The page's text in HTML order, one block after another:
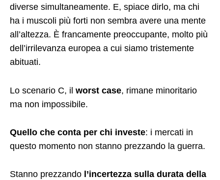
diverse simultaneamente. E, spiace dirlo, ma chi
ha i muscoli più forti non sembra avere una mente
all’altezza. È francamente preoccupante, molto più
dell’irrilevanza europea a cui siamo tristemente
abituati.
Lo scenario C, il worst case, rimane minoritario
ma non impossibile.
Quello che conta per chi investe: i mercati in
questo momento non stanno prezzando la guerra.
Stanno prezzando l’incertezza sulla durata della